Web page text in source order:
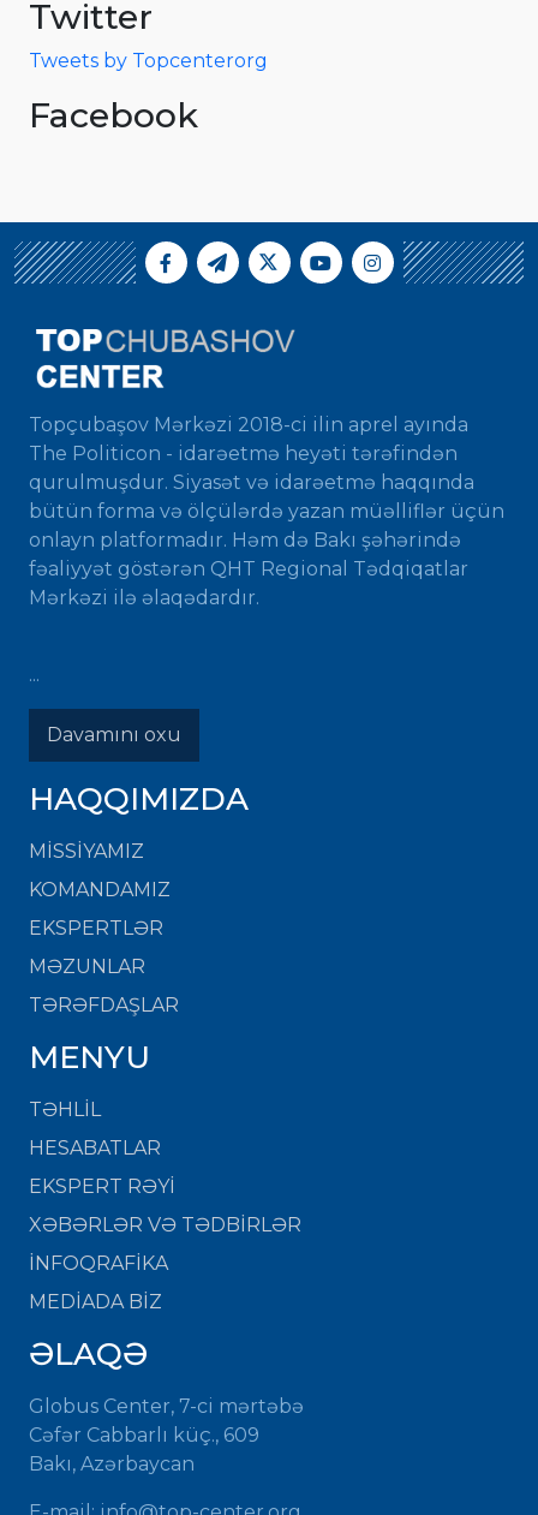
Twitter
Tweets by Topcenterorg
Facebook
Topçubaşov Mərkəzi 2018-ci ilin aprel ayında
The Politicon - idarəetmə heyəti tərəfindən
qurulmuşdur. Siyasət və idarəetmə haqqında
bütün forma və ölçülərdə yazan müəlliflər üçün
onlayn platformadır. Həm də Bakı şəhərində
fəaliyyət göstərən QHT Regional Tədqiqatlar
Mərkəzi ilə əlaqədardır.
...
Davamını oxu
HAQQIMIZDA
MISSIYAMIZ
KOMANDAMIZ
EKSPERTLƏR
MƏZUNLAR
TƏRƏFDAŞLAR
MENYU
TƏHLİL
HESABATLAR
EKSPERT RƏYİ
XƏBƏRLƏR VƏ TƏDBİRLƏR
İNFOQRAFİKA
MEDİADA BİZ
ƏLAQƏ
Globus Center, 7-ci mərtəbə
Cəfər Cabbarlı küç., 609
Bakı, Azərbaycan